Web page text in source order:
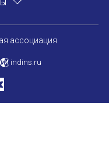
по РКИ в
язык и
ассоциация
indins.ru